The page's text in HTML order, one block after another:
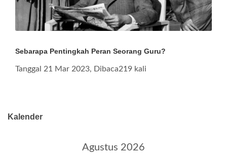
Sebarapa Pentingkah Peran Seorang Guru?
Tanggal 21 Mar 2023, Dibaca219 kali
Kalender
Agustus 2026